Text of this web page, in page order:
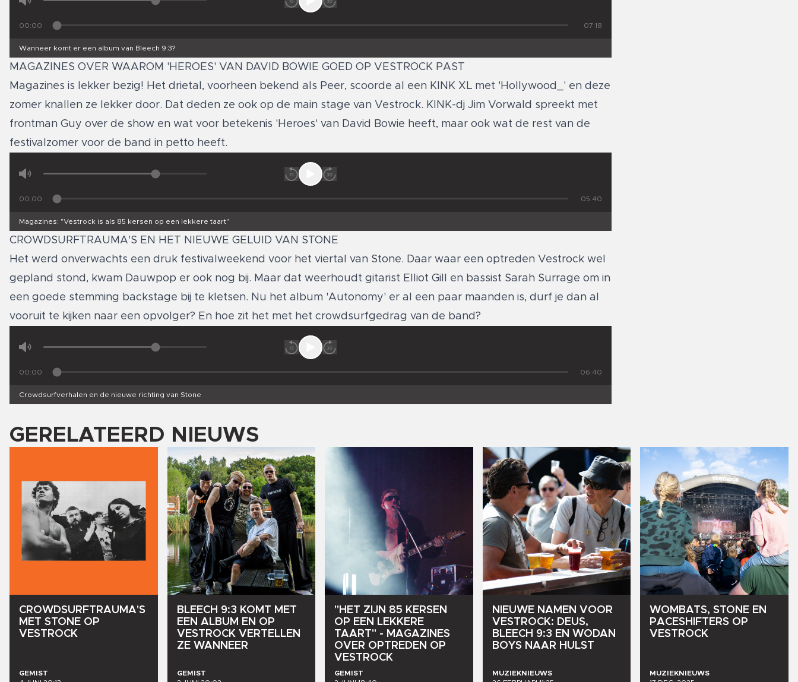
00:00 07:18
Wanneer komt er een album van Bleech 9:3?
MAGAZINES OVER WAAROM 'HEROES' VAN DAVID BOWIE GOED OP VESTROCK PAST
Magazines is lekker bezig! Het drietal, voorheen bekend als Peer, scoorde al een KINK XL met 'Hollywood_' en deze
zomer knallen ze lekker door. Dat deden ze ook op de main stage van Vestrock. KINK-dj Jim Vorwald spreekt met
frontman Guy over de show en wat voor betekenis 'Heroes' van David Bowie heeft, maar ook wat de rest van de
festivalzomer voor de band in petto heeft.
00:00 05:40
Magazines: "Vestrock is als 85 kersen op een lekkere taart"
CROWDSURFTRAUMA'S EN HET NIEUWE GELUID VAN STONE
Het werd onverwachts een druk festivalweekend voor het viertal van Stone. Daar waar een optreden Vestrock wel
gepland stond, kwam Dauwpop er ook nog bij. Maar dat weerhoudt gitarist Elliot Gill en bassist Sarah Surrage om in
een goede stemming backstage bij te kletsen. Nu het album 'Autonomy' er al een paar maanden is, durf je dan al
vooruit te kijken naar een opvolger? En hoe zit het met het crowdsurfgedrag van de band?
00:00 06:40
Crowdsurfverhalen en de nieuwe richting van Stone
GERELATEERD NIEUWS
CROWDSURFTRAUMA'S
MET STONE OP
VESTROCK
GEMIST
BLEECH 9:3 KOMT MET
EEN ALBUM EN OP
VESTROCK VERTELLEN
ZE WANNEER
GEMIST
"HET ZIJN 85 KERSEN
OP EEN
LEKKERE
TAART" - MAGAZINES
OVER OPTREDEN OP
VESTROCK
GEMIST
NIEUWE NAMEN VOOR
VESTROCK: DEUS,
BLEECH 9:3 EN WODAN
BOYS NAAR HULST
MUZIEKNIEUWS
WOMBATS, STONE EN
PACESHIFTERS OP
VESTROCK
MUZIEKNIEUWS